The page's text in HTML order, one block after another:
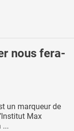
nous fera-
un marqueur de
Max
...